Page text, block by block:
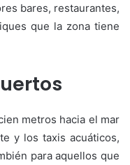
bares, restaurantes,
que la zona tiene
metros hacia el mar
y los taxis acuáticos,
para aquellos que